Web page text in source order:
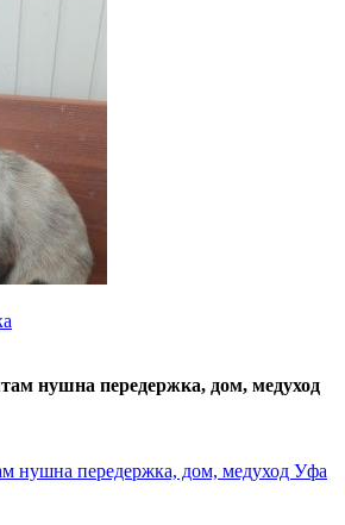
нушна передержка, дом, медуход
нушна передержка, дом, медуход Уфа